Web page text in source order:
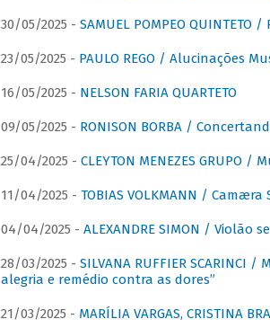
30/05/2025 - SAMUEL POMPEO QUINTETO
23/05/2025 - PAULO REGO / Alucinações
16/05/2025 - NELSON FARIA QUARTETO
09/05/2025 - RONISON BORBA /
25/04/2025 - CLEYTON MENEZES GRUPO
11/04/2025 - TOBIAS VOLKMANN /
04/04/2025 - ALEXANDRE SIMON / Violão
28/03/2025 - SILVANA RUFFIER
alegria e remédio contra as dores”
21/03/2025 - MARÍLIA VARGAS, CRISTINA